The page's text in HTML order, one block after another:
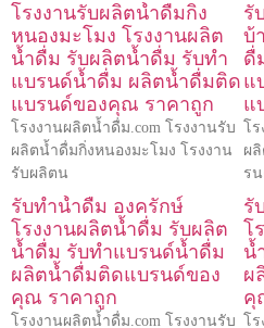
โรงงานรับผลิตน้ำดื่มกิ่ง
หนองมะโมง โรงงานผลิต
น้ำดื่ม รับผลิตน้ำดื่ม รับทำ
แบรนด์น้ำดื่ม ผลิตน้ำดื่มติด
แบรนด์ของคุณ ราคาถูก
โรงงานผลิตน้ำดื่ม.com โรงงานรับ
ผลิตน้ำดื่มกิ่งหนองมะโมง โรงงาน
รับผลิตน
รั
บ้
ดื่
แ
แ
โ
ผ
ร
รับทำน้ำดื่ม องครักษ์
โรงงานผลิตน้ำดื่ม รับผลิต
น้ำดื่ม รับทำแบรนด์น้ำดื่ม
ผลิตน้ำดื่มติดแบรนด์ของ
คุณ ราคาถูก
โรงงานผลิตน้ำดื่ม.com โรงงานรับ
รั
โ
น้
ผ
คุ
โ